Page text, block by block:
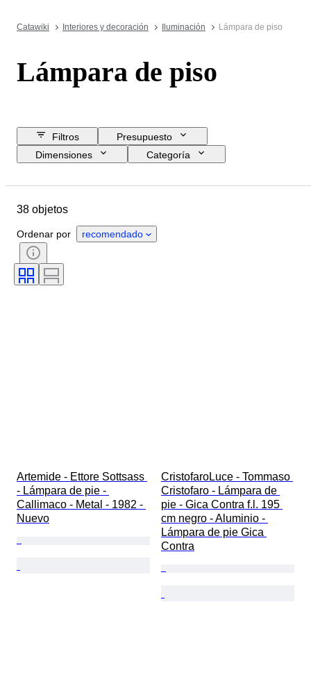
Catawiki Interiores y decoración Iluminación Lámpara de piso
Lámpara de piso
Filtros
Presupuesto
Dimensiones
Categoría
País de origen
Período
Color
Vendido por
Creador
38 objetos
Ordenar por recomendado
Artemide - Ettore Sottsass
- Lámpara de pie -
Callimaco - Metal - 1982 -
Nuevo
CristofaroLuce - Tommaso
Cristofaro - Lámpara de
pie - Gica Contra f.l. 195
cm negro - Aluminio -
Lámpara de pie Gica
Contra